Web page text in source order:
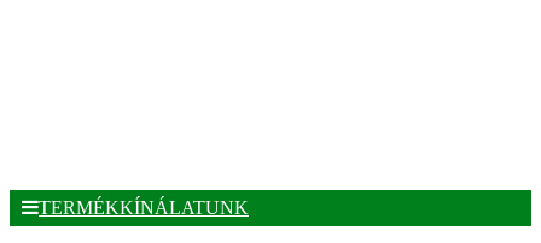
TERMÉKKÍNÁLATUNK